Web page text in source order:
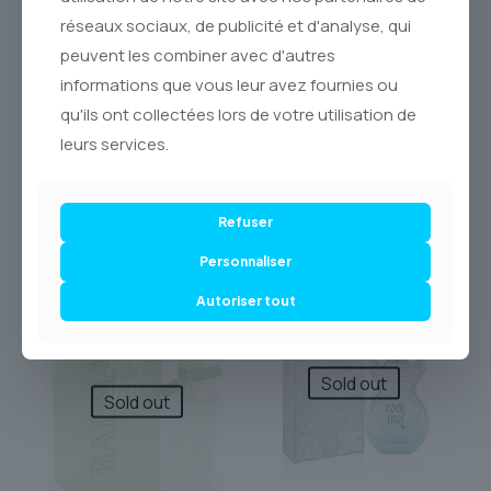
soyez. Offrez-vous ou offrez le cadeau de l’élégance
absolue. **Paco Rabanne Pour Homme** n’est pas un
parfum, c’est un héritage. Découvrez cette pièce maîtresse
des **parfums pour hommes** et inscrivez votre style dans
la durée.
Produits similaires
-20% OFF
Sold out
Sold out
réseaux sociaux, de publicité et d'analyse, qui
peuvent les combiner avec d'autres
informations que vous leur avez fournies ou
qu'ils ont collectées lors de votre utilisation de
leurs services.
Refuser
Personnaliser
Autoriser tout